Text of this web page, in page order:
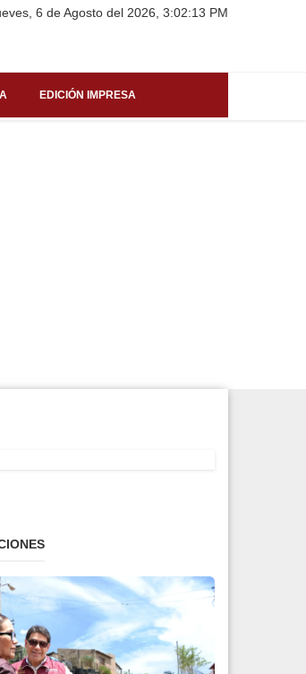
6 de Agosto del 2026, 3:02:13 PM
EDICIÓN IMPRESA